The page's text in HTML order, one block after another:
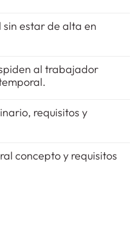
estar de alta en
al trabajador
requisitos y
concepto y requisitos